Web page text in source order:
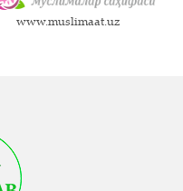
www.muslimaat.uz